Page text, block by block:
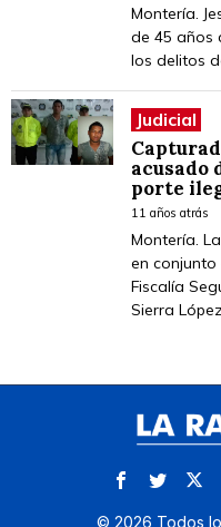
Montería.
de 45 años
los delitos
Judicial
acusado
porte
11 años atrás
Montería.
en
Fiscalía
Sierra
© 2026 Todos